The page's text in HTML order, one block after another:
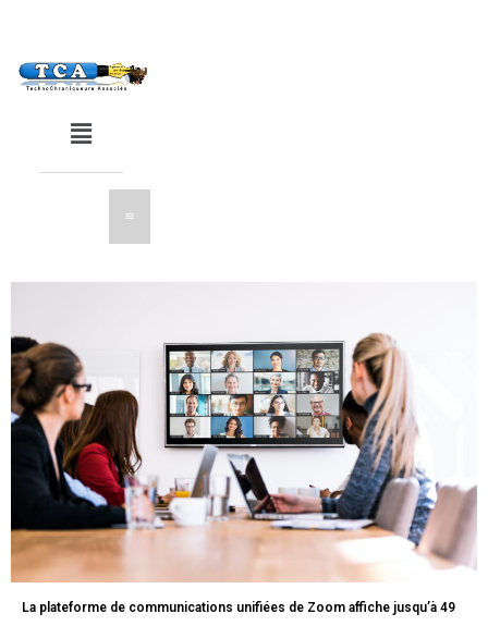
La plateforme de communications unifiées de Zoom affiche jusqu’à 49